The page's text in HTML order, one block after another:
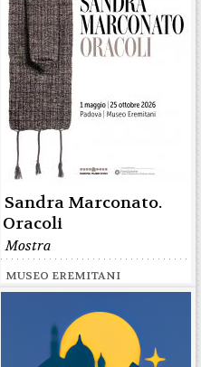
Sandra Marconato.
Oracoli
Mostra
MUSEO EREMITANI